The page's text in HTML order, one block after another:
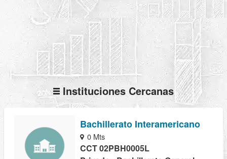
Instituciones Cercanas
Bachillerato Interamericano
0 Mts
CCT 02PBH0005L